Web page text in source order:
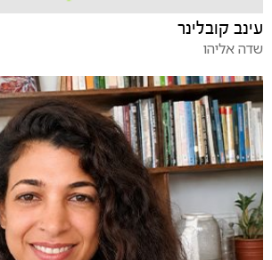
עינב קובלינר
שדה אליהו